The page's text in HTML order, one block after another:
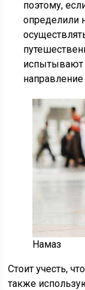
поэтому,
определили
испытывают
Намаз
Стоит учесть,
также